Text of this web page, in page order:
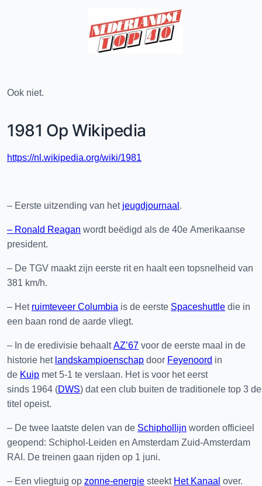
Ook niet.
1981 Op Wikipedia
https://nl.wikipedia.org/wiki/1981
– Eerste uitzending van het jeugdjournaal .
– Ronald Reagan wordt beëdigd als de 40e Amerikaanse
president.
– De TGV maakt zijn eerste rit en haalt een topsnelheid van
381 km/h.
– Het ruimteveer Columbia is de eerste Spaceshuttle die in
een baan rond de aarde vliegt.
– In de eredivisie behaaltAZ’67 voor de eerste maal in de
historie het landskampioenschap door Feyenoord in
de Kuip met 5-1 te verslaan. Het is voor het eerst
sinds 1964 (DWS) dat een club buiten de traditionele top 3 de
titel opeist.
– De twee laatste delen van de Schiphollijn worden officieel
geopend: Schiphol-Leiden en Amsterdam Zuid-Amsterdam
RAI. De treinen gaan rijden op 1 juni.
– Een vliegtuig op zonne-energie steekt Het Kanaal over.